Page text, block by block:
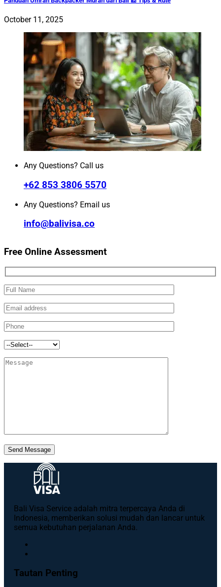
October 11, 2025
Any Questions? Call us
+62 853 3806 5570
Any Questions? Email us
info@balivisa.co
Free Online Assessment
Send Message
Bali Visa Service adalah mitra terpercaya Anda di
Indonesia, memberikan solusi mudah dan lancar untuk
semua kebutuhan perjalanan Anda.
Tautan Penting